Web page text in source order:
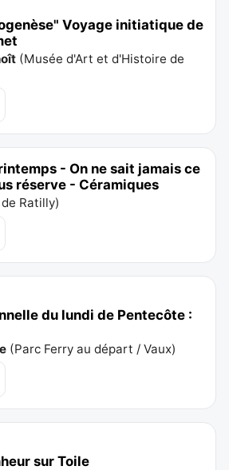
Voyage initiatique de
(Musée d'Art et d'Histoire de
- On ne sait jamais ce
réserve - Céramiques
Ratilly)
du lundi de Pentecôte :
(Parc Ferry au départ / Vaux)
sur Toile